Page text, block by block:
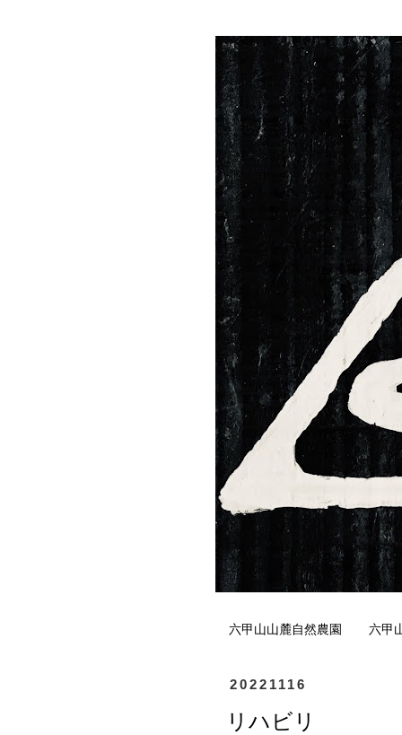
六甲山山麓自然農園 六甲
20221116
リハビリ